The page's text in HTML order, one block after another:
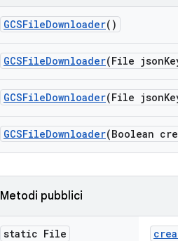
GCSFileDownloader()
GCSFileDownloader(File json
GCSFileDownloader(File json
GCSFileDownloader(Boolean
Metodi pubblici
static File